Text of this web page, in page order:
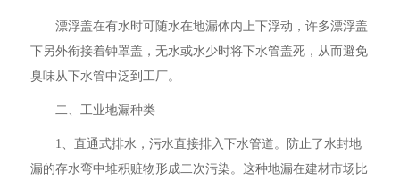
漂浮盖在有水时可随水在地漏体内上下浮动，许多漂浮盖
下另外衔接着钟罩盖，无水或水少时将下水管盖死，从而避免
臭味从下水管中泛到工厂。
二、工业地漏种类
1、直通式排水，污水直接排入下水管道。防止了水封地
漏的存水弯中堆积赃物形成二次污染。这种地漏在建材市场比